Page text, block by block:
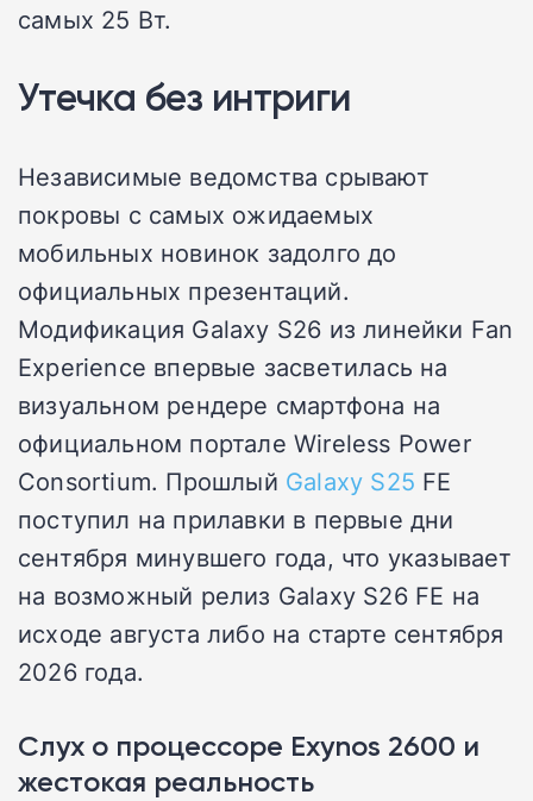
самых 25 Вт.
Утечка без интриги
Независимые ведомства срывают
покровы с самых ожидаемых
мобильных новинок задолго до
официальных презентаций.
Модификация Galaxy S26 из линейки Fan
Experience впервые засветилась на
визуальном рендере смартфона на
официальном портале Wireless Power
Consortium. Прошлый Galaxy S25 FE
поступил на прилавки в первые дни
сентября минувшего года, что указывает
на возможный релиз Galaxy S26 FE на
исходе августа либо на старте сентября
2026 года.
Слух о процессоре Exynos 2600 и
жестокая реальность